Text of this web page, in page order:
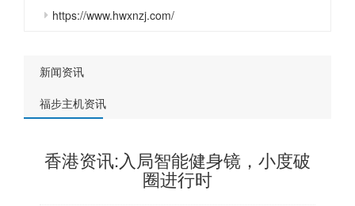
https://www.hwxnzj.com/
新闻资讯
福步主机资讯
香港资讯:入局智能健身镜，小度破
圈进行时